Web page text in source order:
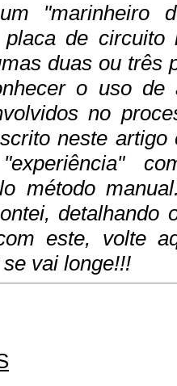
"marinheiro
de
duas ou três
o uso de
no
neste
método
detalhando
este, volte
vai longe!!!